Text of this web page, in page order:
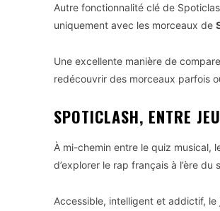
Autre fonctionnalité clé de
uniquement avec les morceaux de
Une excellente manière de
redécouvrir des morceaux parfois
SPOTICLASH, ENTRE
À mi-chemin entre le quiz musical,
d’explorer le rap français à l’ère du
Accessible, intelligent et addictif, le